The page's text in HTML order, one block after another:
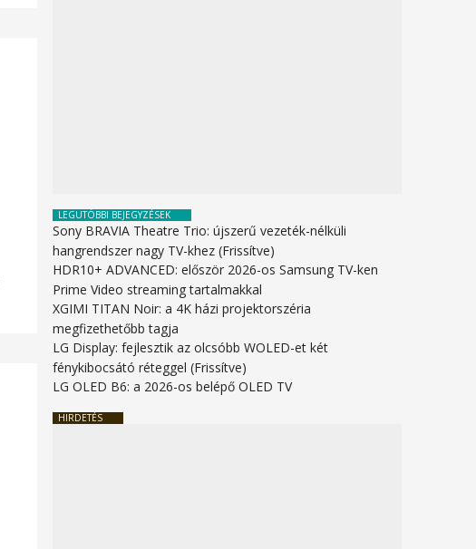
LEGUTÓBBI BEJEGYZÉSEK
Sony BRAVIA Theatre Trio: újszerű vezeték-nélküli
hangrendszer nagy TV-khez (Frissítve)
HDR10+ ADVANCED: először 2026-os Samsung TV-ken
Prime Video streaming tartalmakkal
XGIMI TITAN Noir: a 4K házi projektorszéria
megfizethetőbb tagja
LG Display: fejlesztik az olcsóbb WOLED-et két
fénykibocsátó réteggel (Frissítve)
LG OLED B6: a 2026-os belépő OLED TV
HIRDETÉS